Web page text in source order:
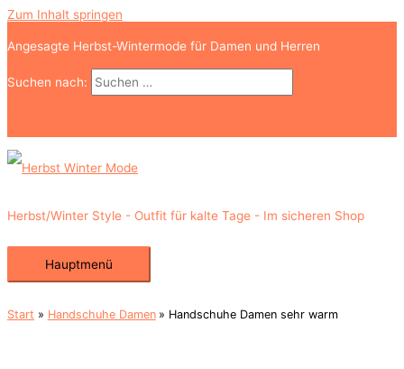
Zum Inhalt springen
Angesagte Herbst-Wintermode für Damen und Herren
Suchen nach:
Herbst/Winter Style - Outfit für kalte Tage - Im sicheren Shop
Hauptmenü
Start Handschuhe Damen Handschuhe Damen sehr warm